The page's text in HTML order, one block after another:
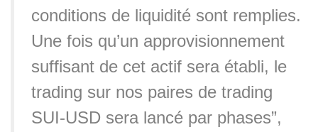
conditions de liquidité sont remplies.
Une fois qu’un approvisionnement
suffisant de cet actif sera établi, le
trading sur nos paires de trading
SUI-USD sera lancé par phases”,